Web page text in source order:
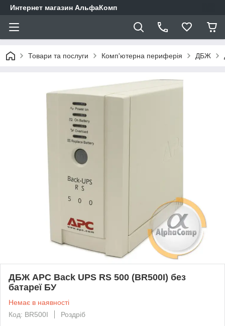
Интернет магазин АльфаКомп
Товари та послуги Комп'ютерна периферія ДБЖ
ДБЖ APC Back UPS RS 500 (BR500I) без
батареї БУ
Немає в наявності
Код: BR500I
Роздріб